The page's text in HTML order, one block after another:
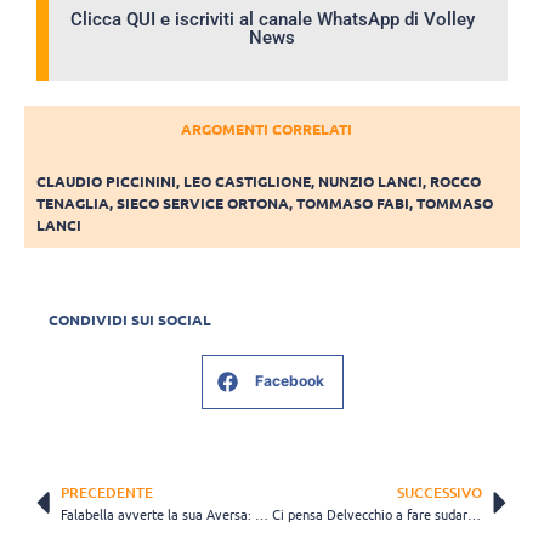
Clicca QUI e iscriviti al canale WhatsApp di Volley
News
ARGOMENTI CORRELATI
CLAUDIO PICCININI, LEO CASTIGLIONE, NUNZIO LANCI, ROCCO
TENAGLIA,SIECO SERVICE ORTONA,TOMMASO FABI,TOMMASO
LANCI
CONDIVIDI SUI SOCIAL
Facebook
PRECEDENTE SUCCESSIVO
Ci pensa Delvecchio a fare sudare i Diavoli Rosa